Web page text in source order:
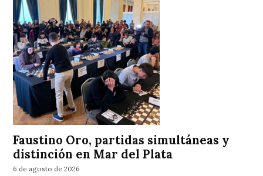
Faustino Oro, partidas simultáneas y
distinción en Mar del Plata
6 de agosto de 2026